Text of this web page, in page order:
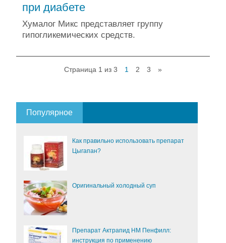
при диабете
Хумалог Микс представляет группу
гипогликемических средств.
Страница 1 из 3 1 2 3 »
Популярное
Как правильно использовать препарат
Цыгапан?
Оригинальный холодный суп
Препарат Актрапид НМ Пенфилл:
инструкция по применению